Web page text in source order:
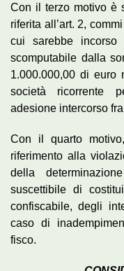
Con il terzo motivo è
riferita all’art. 2,
cui sarebbe
scomputabile dalla
1.000.000,00 di euro
società ricorrente
adesione intercorso
Con il quarto
riferimento alla
della
suscettibile di
confiscabile, degli
caso di
fisco.